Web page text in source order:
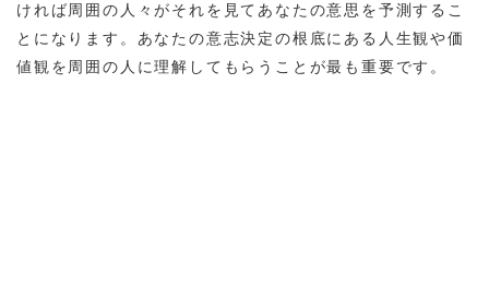
ければ周囲の人々がそれを見てあなたの意思を予測するこ
とになります。あなたの意志決定の根底にある人生観や価
値観を周囲の人に理解してもらうことが最も重要です。